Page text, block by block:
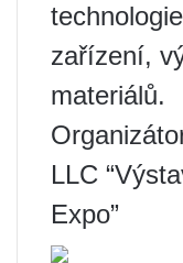
zařízení,
materiálů.
LLC
Expo”